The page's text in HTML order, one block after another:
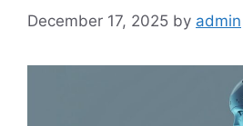
December 17, 2025 by admin